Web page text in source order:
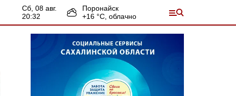
сб, 08 авг.
20:32
Поронайск
+16 °С, облачно